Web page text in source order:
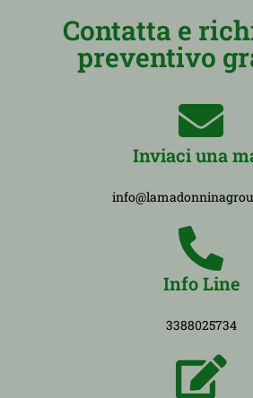
Contatta e
preventivo
Inviaci una
Info Line
3388025734